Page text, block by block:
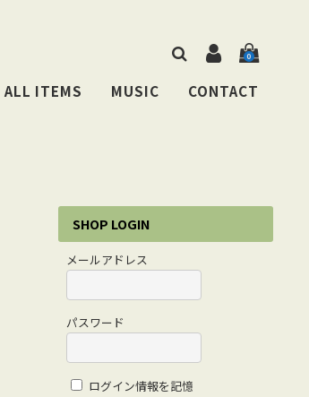
0
ALL ITEMS MUSIC CONTACT
SHOP LOGIN
メールアドレス
パスワード
ログイン情報を記憶